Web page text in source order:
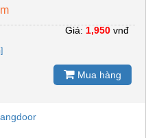
Giá: 1,950 vnđ
Mua hàng